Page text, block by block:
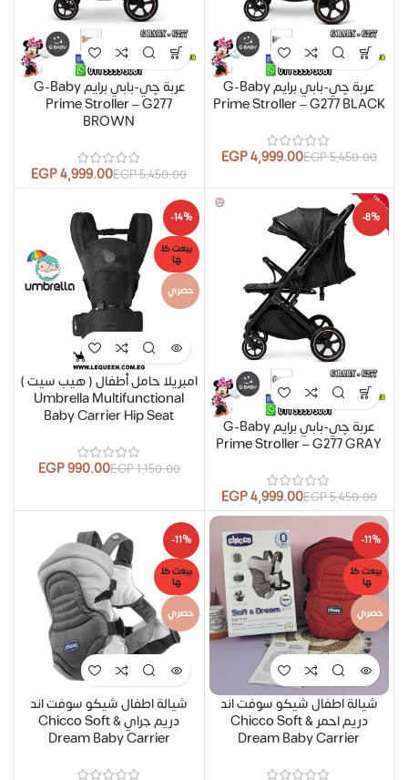
عربة چي-بابي برايم G-Baby
Prime Stroller – G277 BLACK
5,450.00
EGP
4,999.00
EGP
عربة چي-بابي برايم G-Baby
Prime Stroller – G277
BROWN
5,450.00
EGP
4,999.00
EGP
-8%
عربة چي-بابي برايم G-Baby
Prime Stroller – G277 GRAY
5,450.00
EGP
4,999.00
EGP
-14%
بيعت كل
ها
حصري
امبريلا حامل أطفال ( هيب سيت )
Umbrella Multifunctional
Baby Carrier Hip Seat
1,150.00
EGP
990.00
EGP
-11%
بيعت كل
ها
حصري
شيالة اطفال شيكو سوفت اند
دريم احمر Chicco Soft &
Dream Baby Carrier
-11%
بيعت كل
ها
حصري
شيالة اطفال شيكو سوفت اند
دريم جراي Chicco Soft &
Dream Baby Carrier